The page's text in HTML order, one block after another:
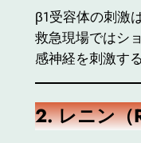
β1受容体の刺激
救急現場ではシ
感神経を刺激す
2.レニン（